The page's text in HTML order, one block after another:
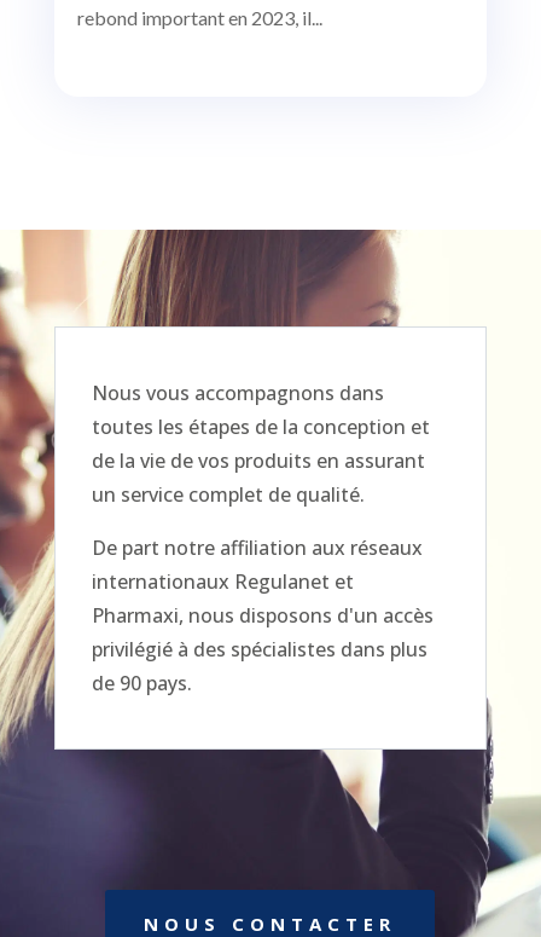
rebond important en 2023, il...
Nous vous accompagnons dans
toutes les étapes de la conception et
de la vie de vos produits en assurant
un service complet de qualité.
De part notre affiliation aux réseaux
internationaux Regulanet et
Pharmaxi, nous disposons d'un accès
privilégié à des spécialistes dans plus
de 90 pays.
NOUS CONTACTER